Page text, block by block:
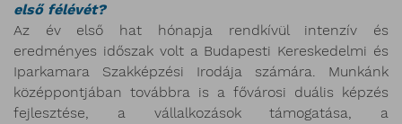
első félévét?
Az év első hat hónapja rendkívül intenzív és
eredményes időszak volt a Budapesti Kereskedelmi és
Iparkamara Szakképzési Irodája számára. Munkánk
középpontjában továbbra is a fővárosi duális képzés
fejlesztése, a vállalkozások támogatása, a